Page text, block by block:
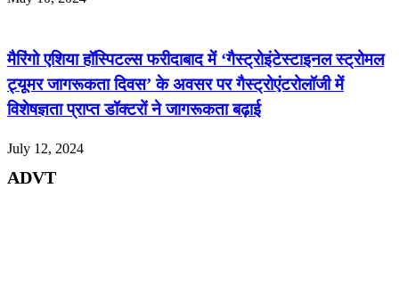
मैरिंगो एशिया हॉस्पिटल्स फरीदाबाद में ‘गैस्ट्रोइंटेस्टाइनल स्ट्रोमल
ट्यूमर जागरूकता दिवस’ के अवसर पर गैस्ट्रोएंटरोलॉजी में
विशेषज्ञता प्राप्त डॉक्टरों ने जागरूकता बढ़ाई
July 12, 2024
ADVT